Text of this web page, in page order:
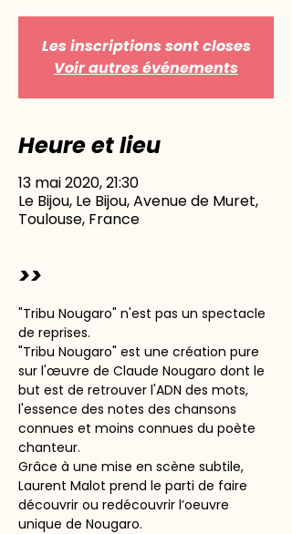
Les inscriptions sont closes
Voir autres événements
Heure et lieu
13 mai 2020, 21:30
Le Bijou, Le Bijou, Avenue de Muret,
Toulouse, France
>>
"Tribu Nougaro" n'est pas un spectacle
de reprises.
"Tribu Nougaro" est une création pure
sur l'œuvre de Claude Nougaro dont le
but est de retrouver l'ADN des mots,
l'essence des notes des chansons
connues et moins connues du poète
chanteur.
Grâce à une mise en scène subtile,
Laurent Malot prend le parti de faire
découvrir ou redécouvrir l’oeuvre
unique de Nougaro.